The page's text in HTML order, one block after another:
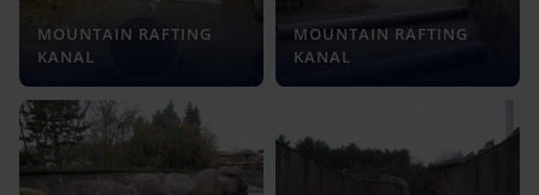
MOUNTAIN RAFTING
KANAL
MOUNTAIN RAFTING
KANAL